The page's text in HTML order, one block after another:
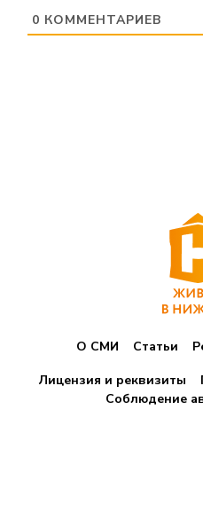
0 КОММЕНТАРИЕВ
О СМИ Статьи
Лицензия и реквизиты
Соблюдение